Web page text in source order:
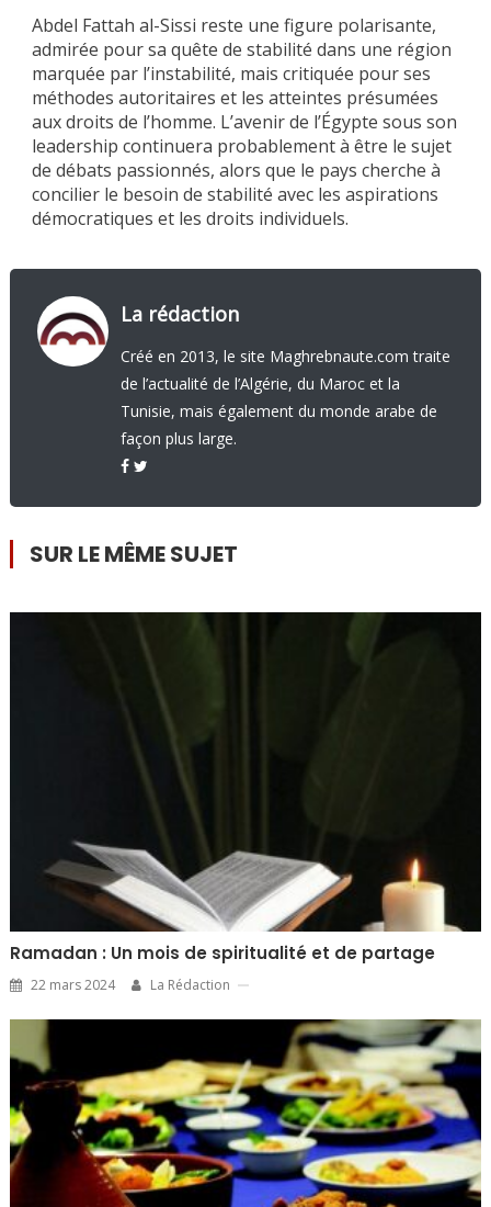
Abdel Fattah al-Sissi reste une figure polarisante,
admirée pour sa quête de stabilité dans une région
marquée par l’instabilité, mais critiquée pour ses
méthodes autoritaires et les atteintes présumées
aux droits de l’homme. L’avenir de l’Égypte sous son
leadership continuera probablement à être le sujet
de débats passionnés, alors que le pays cherche à
concilier le besoin de stabilité avec les aspirations
démocratiques et les droits individuels.
La rédaction
Créé en 2013, le site Maghrebnaute.com traite
de l’actualité de l’Algérie, du Maroc et la
Tunisie, mais également du monde arabe de
façon plus large.
SUR LE MÊME SUJET
Ramadan : Un mois de spiritualité et de partage
22 mars 2024 La Rédaction